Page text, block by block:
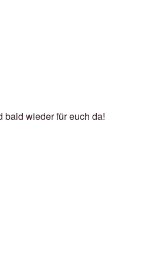
bald wieder für euch da!